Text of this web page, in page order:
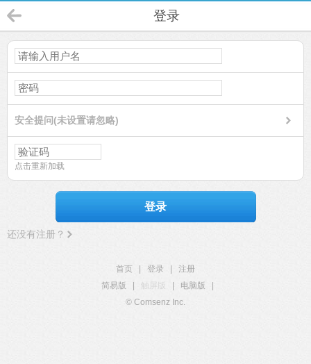
登录
安全提问(未设置请忽略)
点击重新加载
登录
还没有注册？
首页 登录
注册
简易版
触屏版 电脑版
© Comsenz Inc.